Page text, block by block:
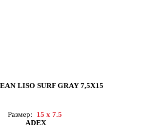
LISO SURF GRAY 7,5X15
Размер:
15 x 7.5
ADEX